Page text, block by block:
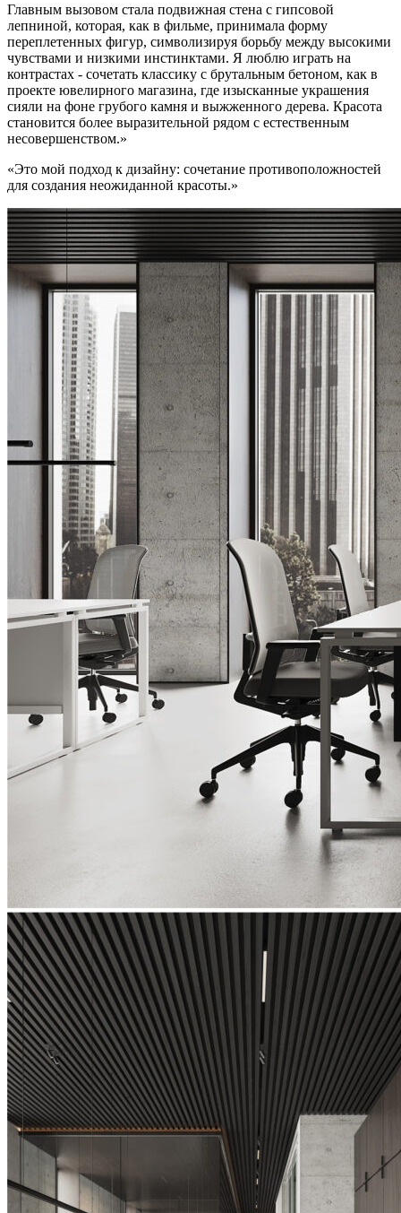
Главным вызовом стала подвижная стена с гипсовой
лепниной, которая, как в фильме, принимала форму
переплетенных фигур, символизируя борьбу между высокими
чувствами и низкими инстинктами. Я люблю играть на
контрастах - сочетать классику с брутальным бетоном, как в
проекте ювелирного магазина, где изысканные украшения
сияли на фоне грубого камня и выжженного дерева. Красота
становится более выразительной рядом с естественным
несовершенством.»
«Это мой подход к дизайну: сочетание противоположностей
для создания неожиданной красоты.»